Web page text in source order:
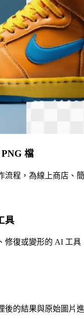
檔
流程，為線上商店、
具
修復或變形的 AI 工具
的結果與原始圖片